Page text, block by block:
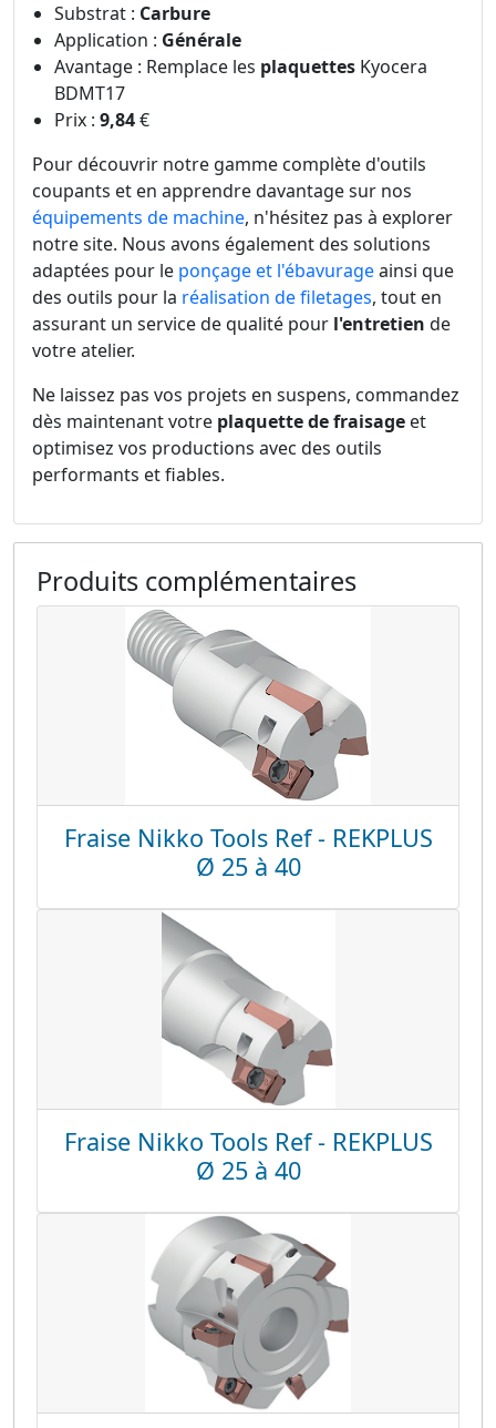
Substrat : Carbure
Application : Générale
Avantage : Remplace les plaquettes Kyocera
BDMT17
Prix : 9,84€
Pour découvrir notre gamme complète d'outils
coupants et en apprendre davantage sur nos
équipements de machine, n'hésitez pas à explorer
notre site. Nous avons également des solutions
adaptées pour le ponçage et l'ébavurageainsi que
des outils pour la réalisation de filetages, tout en
assurant un service de qualité pour l'entretien de
votre atelier.
Ne laissez pas vos projets en suspens, commandez
dès maintenant votre plaquette de fraisage et
optimisez vos productions avec des outils
performants et fiables.
Produits complémentaires
Fraise Nikko Tools Ref - REKPLUS
Ø 25 à 40
Fraise Nikko Tools Ref - REKPLUS
Ø 25 à 40